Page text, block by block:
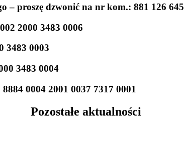
– proszę dzwonić na nr kom.: 881 126 645
2000 3483 0006
3483 0003
3483 0004
0004 2001 0037 7317 0001
Pozostałe aktualności